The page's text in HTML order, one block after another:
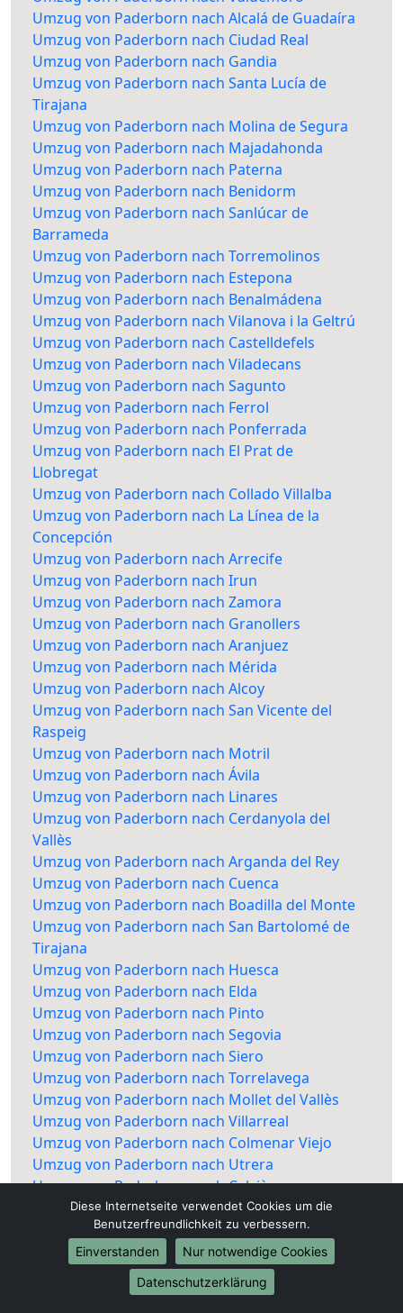
Umzug von Paderborn nach Alcalá de Guadaíra
Umzug von Paderborn nach Ciudad Real
Umzug von Paderborn nach Gandia
Umzug von Paderborn nach Santa Lucía de
Tirajana
Umzug von Paderborn nach Molina de Segura
Umzug von Paderborn nach Majadahonda
Umzug von Paderborn nach Paterna
Umzug von Paderborn nach Benidorm
Umzug von Paderborn nach Sanlúcar de
Barrameda
Umzug von Paderborn nach Torremolinos
Umzug von Paderborn nach Estepona
Umzug von Paderborn nach Benalmádena
Umzug von Paderborn nach Vilanova i la Geltrú
Umzug von Paderborn nach Castelldefels
Umzug von Paderborn nach Viladecans
Umzug von Paderborn nach Sagunto
Umzug von Paderborn nach Ferrol
Umzug von Paderborn nach Ponferrada
Umzug von Paderborn nach El Prat de
Llobregat
Umzug von Paderborn nach Collado Villalba
Umzug von Paderborn nach La Línea de la
Concepción
Umzug von Paderborn nach Arrecife
Umzug von Paderborn nach Irun
Umzug von Paderborn nach Zamora
Umzug von Paderborn nach Granollers
Umzug von Paderborn nach Aranjuez
Umzug von Paderborn nach Mérida
Umzug von Paderborn nach Alcoy
Umzug von Paderborn nach San Vicente del
Raspeig
Umzug von Paderborn nach Motril
Umzug von Paderborn nach Ávila
Umzug von Paderborn nach Linares
Umzug von Paderborn nach Cerdanyola del
Vallès
Umzug von Paderborn nach Arganda del Rey
Umzug von Paderborn nach Cuenca
Umzug von Paderborn nach Boadilla del Monte
Umzug von Paderborn nach San Bartolomé de
Tirajana
Umzug von Paderborn nach Huesca
Umzug von Paderborn nach Elda
Umzug von Paderborn nach Pinto
Umzug von Paderborn nach Segovia
Umzug von Paderborn nach Siero
Umzug von Paderborn nach Torrelavega
Umzug von Paderborn nach Mollet del Vallès
Umzug von Paderborn nach Villarreal
Umzug von Paderborn nach Colmenar Viejo
Umzug von Paderborn nach Utrera
Umzug von Paderborn nach Calvià
Diese Internetseite verwendet Cookies um die
Benutzerfreundlichkeit zu verbessern.
Einverstanden
Nur notwendige Cookies
Datenschutzerklärung